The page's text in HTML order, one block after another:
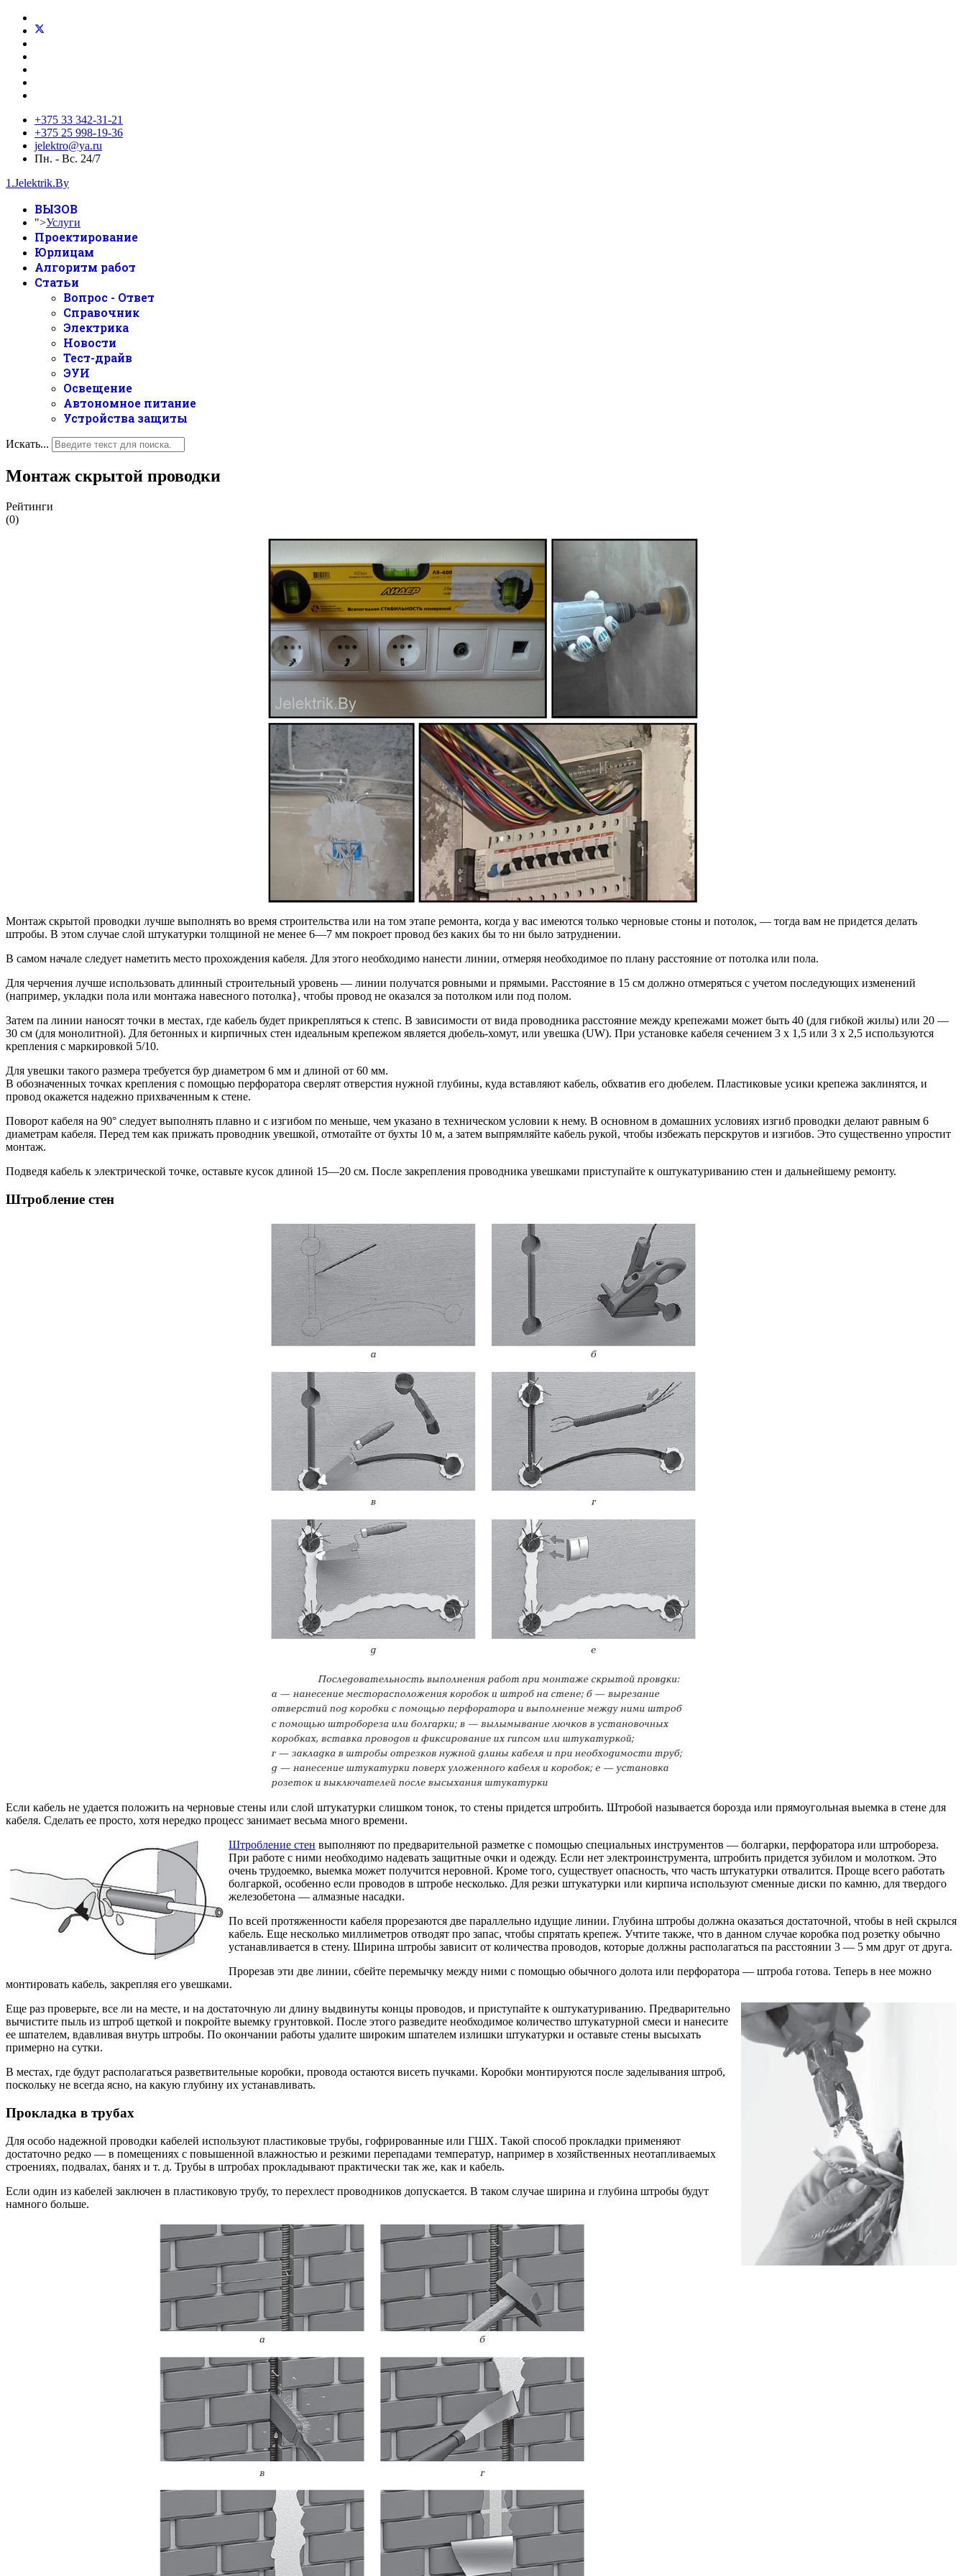
+375 33 342-31-21
+375 25 998-19-36
jelektro@ya.ru
Пн. - Вс. 24/7
1.Jelektrik.By
ВЫЗОВ
">Услуги
Проектирование
Юрлицам
Алгоритм работ
Статьи
Вопрос - Ответ
Справочник
Электрика
Новости
Тест-драйв
ЭУИ
Освещение
Автономное питание
Устройства защиты
Искать...
Монтаж скрытой проводки
Рейтинги
(0)
Монтаж скрытой проводки лучше выполнять во время строительства или на том этапе ремонта, когда у вас имеются только черновые стоны и потолок, — тогда вам не придется делать
штробы. В этом случае слой штукатурки толщиной не менее 6—7 мм покроет провод без каких бы то ни было затруднении.
В самом начале следует наметить место прохождения кабеля. Для этого необходимо нанести линии, отмеряя необходимое по плану расстояние от потолка или пола.
Для черчения лучше использовать длинный строительный уровень — линии получатся ровными и прямыми. Расстояние в 15 см должно отмеряться с учетом последующих изменений
(например, укладки пола или монтажа навесного потолка}, чтобы провод не оказался за потолком или под полом.
Затем па линии наносят точки в местах, где кабель будет прикрепляться к степс. В зависимости от вида проводника расстояние между крепежами может быть 40 (для гибкой жилы) или 20 —
30 см (для монолитной). Для бетонных и кирпичных стен идеальным крепежом является дюбель-хомут, или увешка (UW). При установке кабеля сечением 3 х 1,5 или 3 х 2,5 используются
крепления с маркировкой 5/10.
Для увешки такого размера требуется бур диаметром 6 мм и длиной от 60 мм.
В обозначенных точках крепления с помощью перфоратора сверлят отверстия нужной глубины, куда вставляют кабель, обхватив его дюбелем. Пластиковые усики крепежа заклинятся, и
провод окажется надежно прихваченным к стене.
Поворот кабеля на 90° следует выполнять плавно и с изгибом по меньше, чем указано в техническом условии к нему. В основном в домашних условиях изгиб проводки делают равным 6
диаметрам кабеля. Перед тем как прижать проводник увешкой, отмотайте от бухты 10 м, а затем выпрямляйте кабель рукой, чтобы избежать перскрутов и изгибов. Это существенно упростит
монтаж.
Подведя кабель к электрической точке, оставьте кусок длиной 15—20 см. После закрепления проводника увешками приступайте к оштукатуриванию стен и дальнейшему ремонту.
Штробление стен
Если кабель не удается положить на черновые стены или слой штукатурки слишком тонок, то стены придется штробить. Штробой называется борозда или прямоугольная выемка в стене для
кабеля. Сделать ее просто, хотя нередко процесс занимает весьма много времени.
Штробление стен выполняют по предварительной разметке с помощью специальных инструментов — болгарки, перфоратора или штробореза.
При работе с ними необходимо надевать защитные очки и одежду. Если нет электроинструмента, штробить придется зубилом и молотком. Это
очень трудоемко, выемка может получится неровной. Кроме того, существует опасность, что часть штукатурки отвалится. Проще всего работать
болгаркой, особенно если проводов в штробе несколько. Для резки штукатурки или кирпича используют сменные диски по камню, для твердого
железобетона — алмазные насадки.
По всей протяженности кабеля прорезаются две параллельно идущие линии. Глубина штробы должна оказаться достаточной, чтобы в ней скрылся
кабель. Еще несколько миллиметров отводят про запас, чтобы спрятать крепеж. Учтите также, что в данном случае коробка под розетку обычно
устанавливается в стену. Ширина штробы зависит от количества проводов, которые должны располагаться па расстоянии 3 — 5 мм друг от друга.
Прорезав эти две линии, сбейте перемычку между ними с помощью обычного долота или перфоратора — штроба готова. Теперь в нее можно
монтировать кабель, закрепляя его увешками.
Еще раз проверьте, все ли на месте, и на достаточную ли длину выдвинуты концы проводов, и приступайте к оштукатуриванию. Предварительно
вычистите пыль из штроб щеткой и покройте выемку грунтовкой. После этого разведите необходимое количество штукатурной смеси и нанесите
ее шпателем, вдавливая внутрь штробы. По окончании работы удалите широким шпателем излишки штукатурки и оставьте стены высыхать
примерно на сутки.
В местах, где будут располагаться разветвительные коробки, провода остаются висеть пучками. Коробки монтируются после заделывания штроб,
поскольку не всегда ясно, на какую глубину их устанавливать.
Прокладка в трубах
Для особо надежной проводки кабелей используют пластиковые трубы, гофрированные или ГШХ. Такой способ прокладки применяют
достаточно редко — в помещениях с повышенной влажностью и резкими перепадами температур, например в хозяйственных неотапливаемых
строениях, подвалах, банях и т. д. Трубы в штробах прокладывают практически так же, как и кабель.
Если один из кабелей заключен в пластиковую трубу, то перехлест проводников допускается. В таком случае ширина и глубина штробы будут
намного больше.